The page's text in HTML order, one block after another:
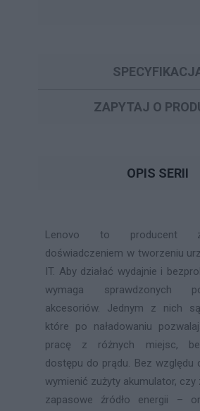
ZAPYTAJ O
OPIS SERII
Lenovo to producent z
doświadczeniem w tworzeniu
IT. Aby działać wydajnie i
wymaga sprawdzonych
akcesoriów. Jednym z nich
które po naładowaniu
pracę z różnych miejsc,
dostępu do prądu. Bez względu
wymienić zużyty akumulator,
zapasowe źródło energii –